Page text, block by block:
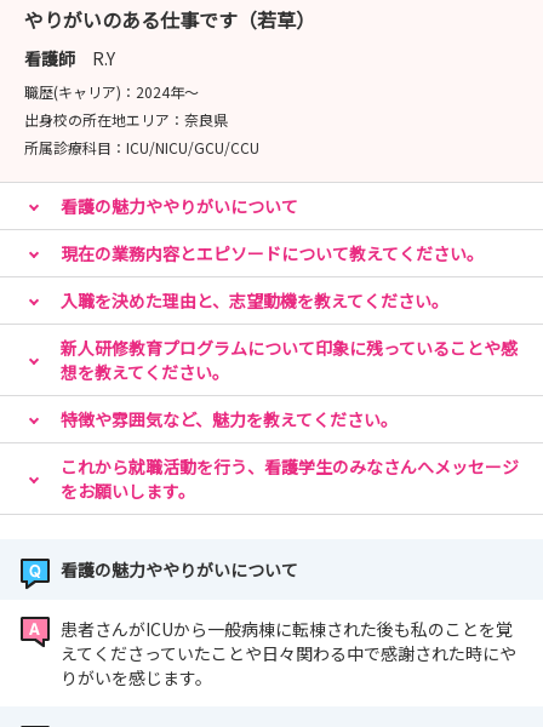
やりがいのある仕事です（若草）
看護師 R.Y
職歴(キャリア)： 2024年〜
出身校の所在地エリア： 奈良県
所属診療科目： ICU/NICU/GCU/CCU
看護の魅力ややりがいについて
現在の業務内容とエピソードについて教えてください。
入職を決めた理由と、志望動機を教えてください。
新人研修教育プログラムについて印象に残っていることや感
想を教えてください。
特徴や雰囲気など、魅力を教えてください。
これから就職活動を行う、看護学生のみなさんへメッセージ
をお願いします。
看護の魅力ややりがいについて
患者さんがICUから一般病棟に転棟された後も私のことを覚
えてくださっていたことや日々関わる中で感謝された時にや
りがいを感じます。